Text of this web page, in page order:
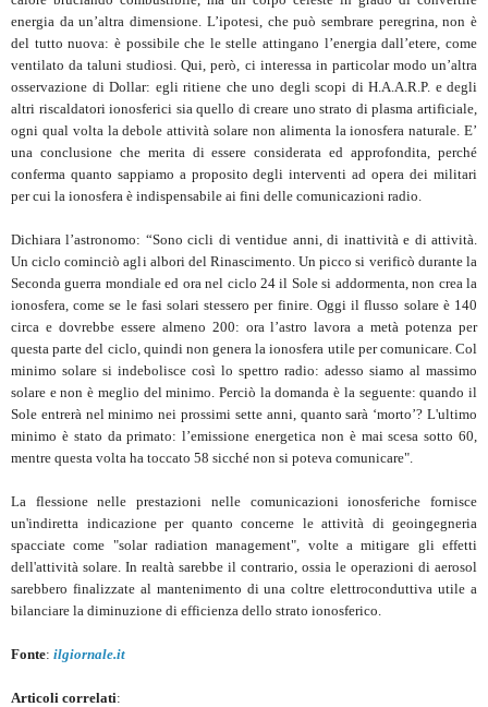
energia da un’altra dimensione. L’ipotesi, che può sembrare peregrina, non è
del tutto nuova: è possibile che le stelle attingano l’energia dall’etere, come
ventilato da taluni studiosi. Qui, però, ci interessa in particolar modo un’altra
osservazione di Dollar: egli ritiene che uno degli scopi di H.A.A.R.P. e degli
altri riscaldatori ionosferici sia quello di creare uno strato di plasma artificiale,
ogni qual volta la debole attività solare non alimenta la ionosfera naturale. E’
una conclusione che merita di essere considerata ed approfondita, perché
conferma quanto sappiamo a proposito degli interventi ad opera dei militari
per cui la ionosfera è indispensabile ai fini delle comunicazioni radio.
Dichiara l’astronomo: “Sono cicli di ventidue anni, di inattività e di attività.
Un ciclo cominciò agli albori del Rinascimento. Un picco si verificò durante la
Seconda guerra mondiale ed ora nel ciclo 24 il Sole si addormenta, non crea la
ionosfera, come se le fasi solari stessero per finire. Oggi il flusso solare è 140
circa e dovrebbe essere almeno 200: ora l’astro lavora a metà potenza per
questa parte del ciclo, quindi non genera la ionosfera utile per comunicare. Col
minimo solare si indebolisce così lo spettro radio: adesso siamo al massimo
solare e non è meglio del minimo. Perciò la domanda è la seguente: quando il
Sole entrerà nel minimo nei prossimi sette anni, quanto sarà ‘morto’? L'ultimo
minimo è stato da primato: l’emissione energetica non è mai scesa sotto 60,
mentre questa volta ha toccato 58 sicché non si poteva comunicare".
La flessione nelle prestazioni nelle comunicazioni ionosferiche fornisce
un'indiretta indicazione per quanto concerne le attività di geoingegneria
spacciate come "solar radiation management", volte a mitigare gli effetti
dell'attività solare. In realtà sarebbe il contrario, ossia le operazioni di aerosol
sarebbero finalizzate al mantenimento di una coltre elettroconduttiva utile a
bilanciare la diminuzione di efficienza dello strato ionosferico.
Fonte: ilgiornale.it
Articoli correlati: